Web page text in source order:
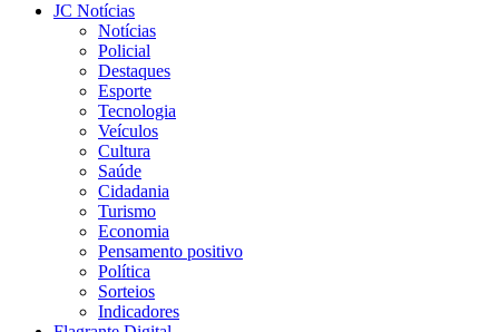
JC Notícias
Notícias
Policial
Destaques
Esporte
Tecnologia
Veículos
Cultura
Saúde
Cidadania
Turismo
Economia
Pensamento positivo
Política
Sorteios
Indicadores